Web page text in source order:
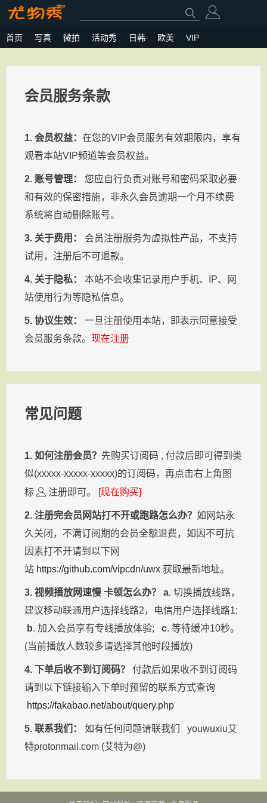
首页 写真 微拍 活动秀 日韩 欧美 VIP
会员服务条款
1. 会员权益： 在您的VIP会员服务有效期限内，享有
观看本站VIP频道等会员权益。
2. 账号管理：
您应自行负责对账号和密码采取必要
和有效的保密措施，非永久会员逾期一个月不续费
系统将自动删除账号。
3. 关于费用：
会员注册服务为虚拟性产品，不支持
试用，注册后不可退款。
4. 关于隐私：
本站不会收集记录用户手机、IP、网
站使用行为等隐私信息。
5. 协议生效：
一旦注册使用本站，即表示同意接受
会员服务条款。 现在注册
常见问题
1. 如何注册会员？ 先购买订阅码 , 付款后即可得到类
似(xxxxx-xxxxx-xxxxx)的订阅码，再点击右上角图
标
注册即可。 [现在购买]
2. 注册完会员网站打不开或跑路怎么办？ 如网站永
久关闭，不满订阅期的会员全额退费，如因不可抗
因素打不开请到以下网
站 https://github.com/vipcdn/uwx 获取最新地址。
3. 视频播放网速慢 卡顿怎么办？ a. 切换播放线路，
建议移动联通用户选择线路2，电信用户选择线路1;
b. 加入会员享有专线播放体验; c. 等待缓冲10秒。
(当前播放人数较多请选择其他时段播放)
4. 下单后收不到订阅码？ 付款后如果收不到订阅码
请到以下链接输入下单时预留的联系方式查询
https://fakabao.net/about/query.php
5. 联系我们： 如有任何问题请联我们 youwuxiu艾
特protonmail.com (艾特为@)